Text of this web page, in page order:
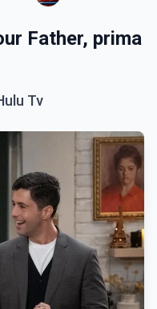
Father, prima
Tv